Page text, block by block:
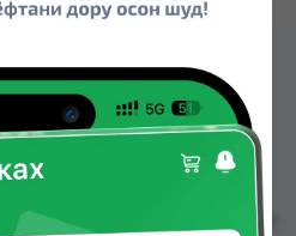
или заказать в аптеках,
по цене от 22.00 TJS в